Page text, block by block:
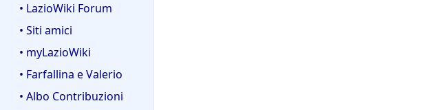
• LazioWiki Forum
• Siti amici
• myLazioWiki
• Farfallina e Valerio
• Albo Contribuzioni